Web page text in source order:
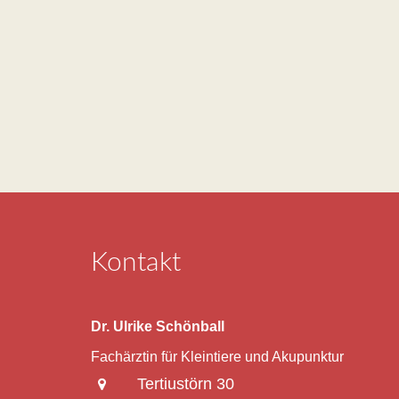
Kontakt
Dr. Ulrike Schönball
Fachärztin für Kleintiere und Akupunktur
Tertiustörn 30